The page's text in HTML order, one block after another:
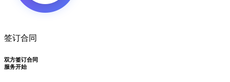
签订合同
双方签订合同
服务开始